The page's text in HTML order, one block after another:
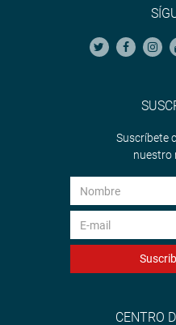
Suscríbete
nuestro
CENTRO